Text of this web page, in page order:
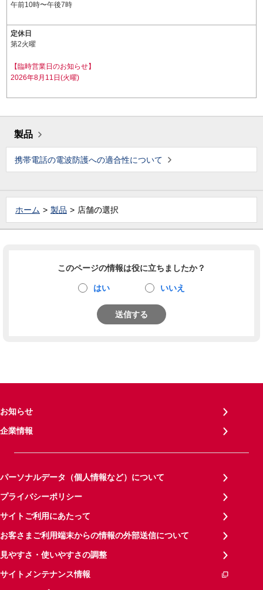
午前10時〜午後7時
定休日
第2火曜
【臨時営業日のお知らせ】
2026年8月11日(火曜)
製品
携帯電話の電波防護への適合性について
ホーム 製品 店舗の選択
このページの情報は役に立ちましたか？
はい いいえ
送信する
お知らせ
企業情報
パーソナルデータ（個人情報など）について
プライバシーポリシー
サイトご利用にあたって
お客さまご利用端末からの情報の外部送信について
見やすさ・使いやすさの調整
サイトメンテナンス情報